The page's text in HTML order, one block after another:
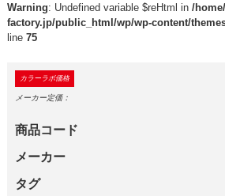
Warning: Undefined variable $reHtml in /
factory.jp/public_html/wp/wp-content/
line 75
カラーラボ価格
メーカー定価：
商品コード
メーカー
タグ